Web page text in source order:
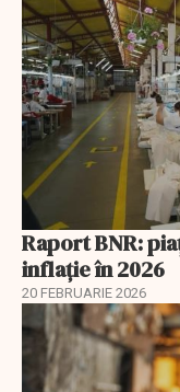
Raport BNR:
inflație în 2026
20 FEBRUARIE 2026